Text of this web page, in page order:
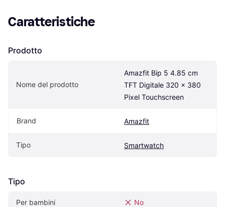
Caratteristiche
Prodotto
Nome del prodotto
Amazfit Bip 5 4.85 cm
TFT Digitale 320 x 380
Pixel Touchscreen
Brand Amazfit
Tipo Smartwatch
Tipo
Per bambini No